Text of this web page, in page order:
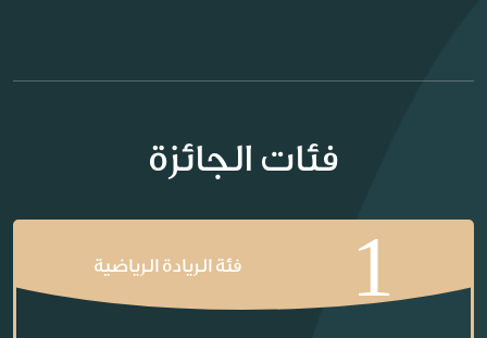
فئات الجائزة
1 فئة الريادة الرياضية